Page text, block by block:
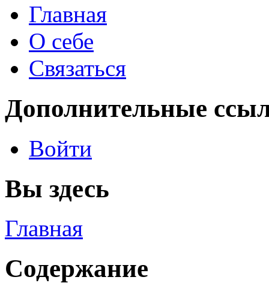
Главная
О себе
Связаться
Дополнительные
Войти
Вы здесь
Главная
Содержание